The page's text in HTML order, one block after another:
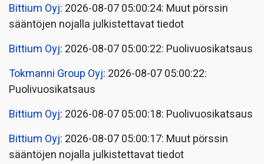
Bittium Oyj: 2026-08-07 05:00:24: Muut pörssin
sääntöjen nojalla julkistettavat tiedot
Bittium Oyj: 2026-08-07 05:00:22: Puolivuosikatsaus
Tokmanni Group Oyj: 2026-08-07 05:00:22:
Puolivuosikatsaus
Bittium Oyj: 2026-08-07 05:00:18: Puolivuosikatsaus
Bittium Oyj: 2026-08-07 05:00:17: Muut pörssin
sääntöjen nojalla julkistettavat tiedot